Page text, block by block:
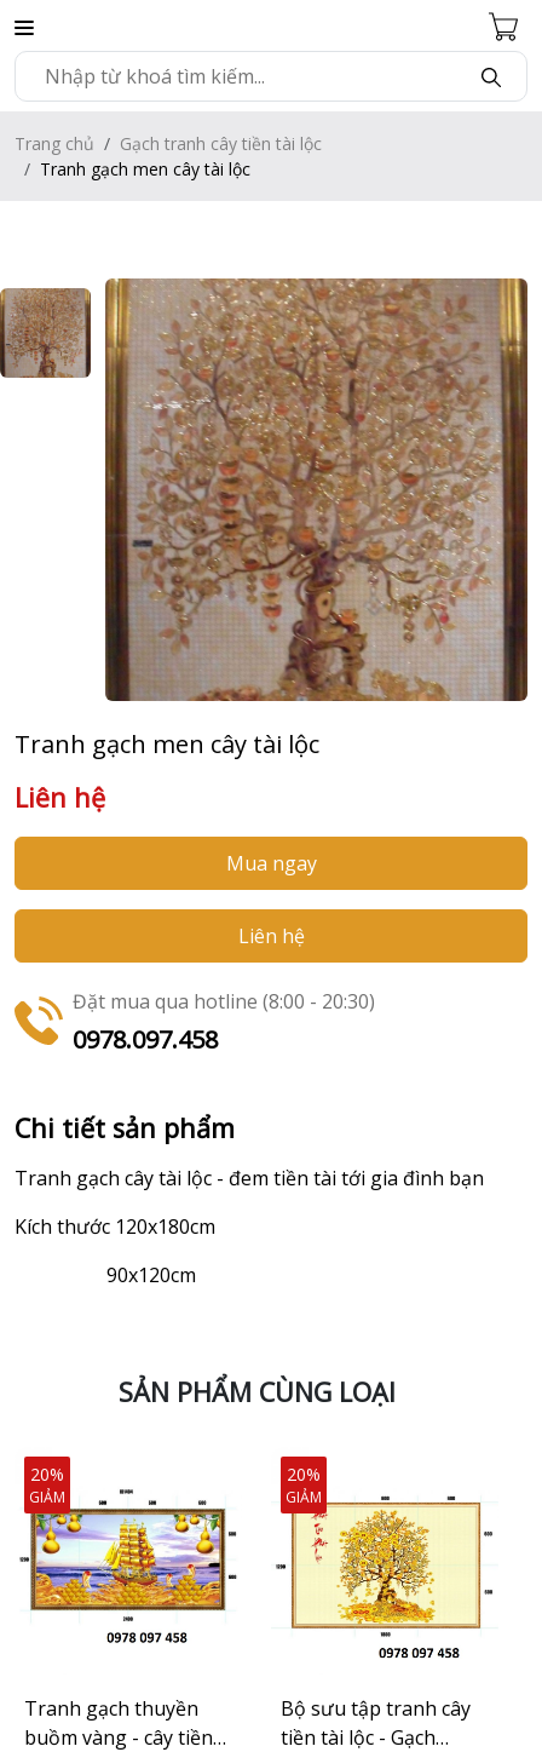
Trang chủ
Gạch tranh cây tiền tài lộc
Tranh gạch men cây tài lộc
Tranh gạch men cây tài lộc
Liên hệ
Mua ngay
Liên hệ
Đặt mua qua hotline (8:00 - 20:30)
0978.097.458
Chi tiết sản phẩm
Tranh gạch cây tài lộc - đem tiền tài tới gia đình bạn
Kích thước 120x180cm
90x120cm
SẢN PHẨM CÙNG LOẠI
Tranh gạch thuyền
buồm vàng - cây tiền
20%
GIẢM
Bộ sưu tập tranh cây
tiền tài lộc - Gạch
20%
GIẢM